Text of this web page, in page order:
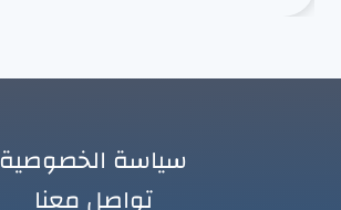
سياسة الخصوصية
تواصل معنا